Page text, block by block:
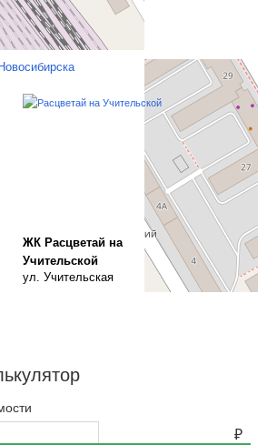
рядом
ЖК Расцветай на
Учительской
ул. Учительская